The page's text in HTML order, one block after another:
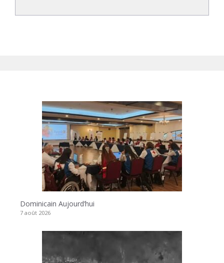
Dominicain Aujourd’hui
7 août 2026